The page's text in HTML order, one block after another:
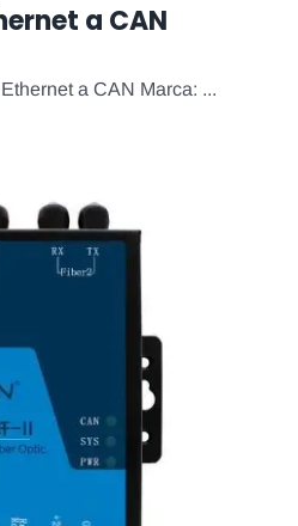
a CAN
a CAN Marca: ...